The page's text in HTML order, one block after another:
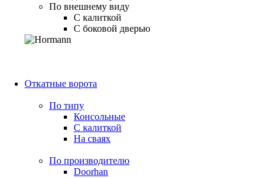
По внешнему виду
С калиткой
С боковой дверью
Откатные ворота
По типу
Консольные
С калиткой
На сваях
По производителю
Doorhan